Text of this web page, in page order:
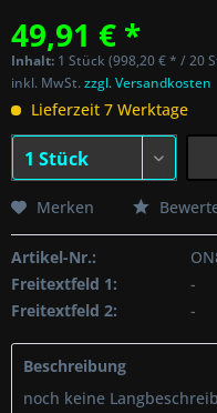
49,91 € *
Inhalt: 1 Stück (998,20 € * / 20
inkl. MwSt.zzgl. Versandkosten
Lieferzeit 7 Werktage
Merken
Artikel-Nr.:
Freitextfeld 1:
-
Freitextfeld 2:
-
Beschreibung
noch keine